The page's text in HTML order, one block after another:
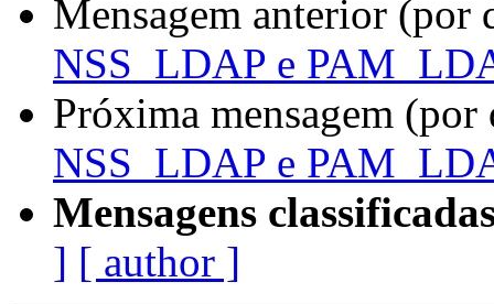
Mensagem anterior (por
NSS_LDAP e
Próxima mensagem
NSS_LDAP e
Mensagens
] [ author ]